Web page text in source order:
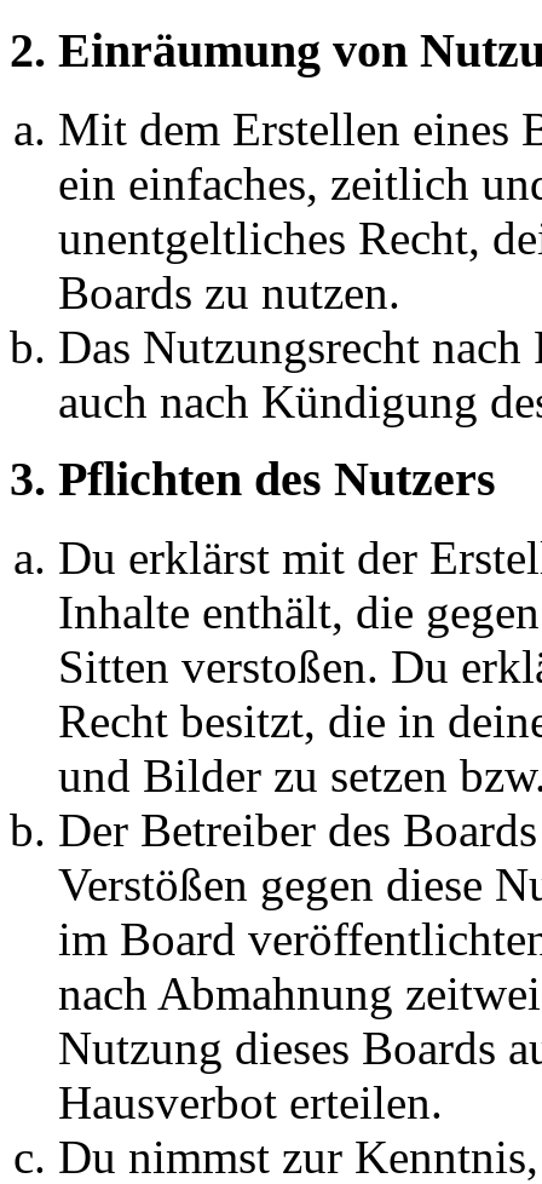
2. Einräumung von
Mit dem Erstellen eines
ein einfaches, zeitlich
unentgeltliches Recht,
Boards zu nutzen.
Das Nutzungsrecht
auch nach Kündigung
3. Pflichten des Nutzers
Du erklärst mit der
Inhalte enthält, die
Sitten verstoßen. Du
Recht besitzt, die in
und Bilder zu setzen
Der Betreiber des
Verstößen gegen diese
im Board
nach Abmahnung
Nutzung dieses Boards
Hausverbot erteilen.
Du nimmst zur